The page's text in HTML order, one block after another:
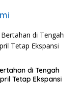
di Tengah
Tetap Ekspansi